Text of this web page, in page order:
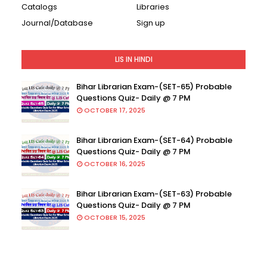
Catalogs
Libraries
Journal/Database
Sign up
LIS IN HINDI
Bihar Librarian Exam-(SET-65) Probable
Questions Quiz- Daily @ 7 PM
OCTOBER 17, 2025
Bihar Librarian Exam-(SET-64) Probable
Questions Quiz- Daily @ 7 PM
OCTOBER 16, 2025
Bihar Librarian Exam-(SET-63) Probable
Questions Quiz- Daily @ 7 PM
OCTOBER 15, 2025